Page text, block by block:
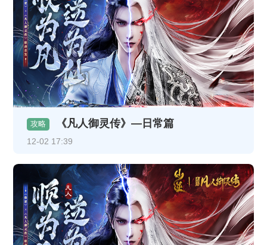
攻略 《凡人御灵传》—日常篇
12-02 17:39